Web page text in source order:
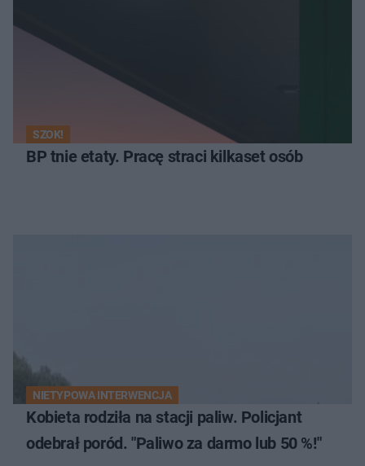
SZOK!
BP tnie etaty. Pracę straci kilkaset osób
NIETYPOWA INTERWENCJA
Kobieta rodziła na stacji paliw. Policjant
odebrał poród. "Paliwo za darmo lub 50 %!"